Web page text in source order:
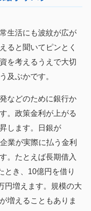
生活にも波紋が広が
ると聞いてピンとく
を考えるうえで大切
及ぶかです。
などのために銀行か
。政策金利が上がる
します。日銀が
業が実際に払う金利
。たとえば長期借入
とき、10億円を借り
円増えます。規模の大
増えることもありま